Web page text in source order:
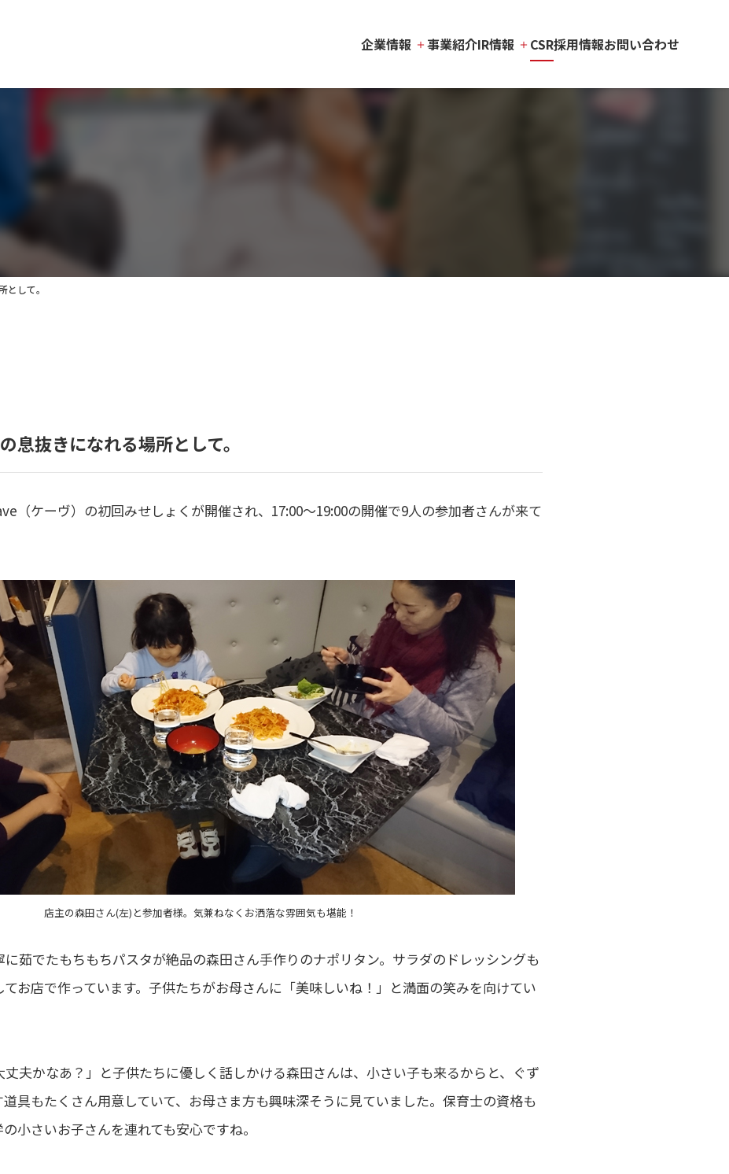
企業情報 事業紹介IR情報 CSR採用情報お問い合わせ
して。
息抜きになれる場所として。
（ケーヴ）の初回みせしょくが開催され、17:00～19:00の開催で9人の参加者さんが来て
店主の森田さん(左)と参加者様。気兼ねなくお洒落な雰囲気も堪能！
茹でたもちもちパスタが絶品の森田さん手作りのナポリタン。サラダのドレッシングも
お店で作っています。子供たちがお母さんに「美味しいね！」と満面の笑みを向けてい
丈夫かなあ？」と子供たちに優しく話しかける森田さんは、小さい子も来るからと、ぐず
具もたくさん用意していて、お母さま方も興味深そうに見ていました。保育士の資格も
小さいお子さんを連れても安心ですね。